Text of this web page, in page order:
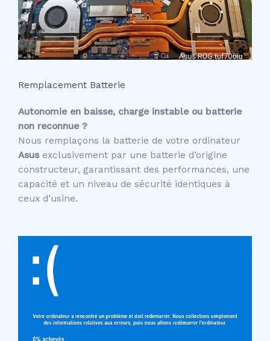
Remplacement Batterie
Autonomie en baisse, charge instable ou batterie
non reconnue ?
Nous remplaçons la batterie de votre ordinateur
Asusexclusivement par une batterie d’origine
constructeur, garantissant des performances, une
capacité et un niveau de sécurité identiques à
ceux d’usine.